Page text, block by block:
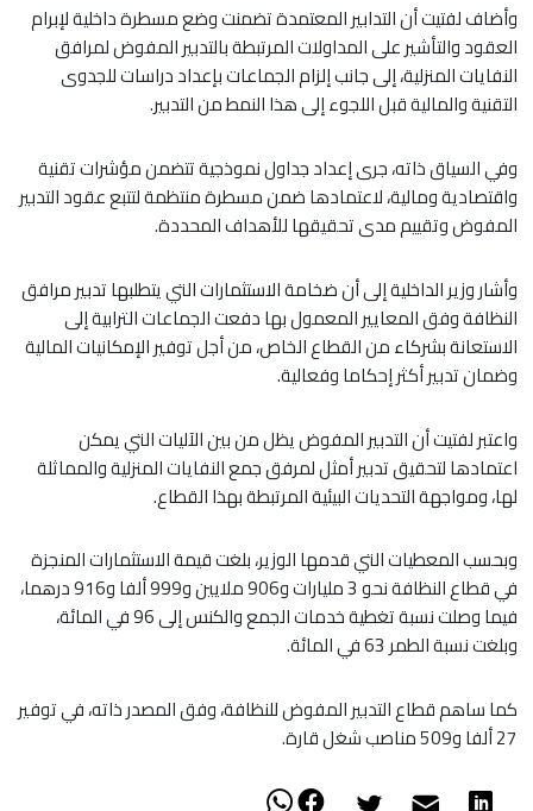
وأضاف لفتيت أن التدابير المعتمدة تضمنت وضع مسطرة داخلية لإبرام
العقود والتأشير على المداولات المرتبطة بالتدبير المفوض لمرافق
النفايات المنزلية، إلى جانب إلزام الجماعات بإعداد دراسات للجدوى
التقنية والمالية قبل اللجوء إلى هذا النمط من التدبير.
وفي السياق ذاته، جرى إعداد جداول نموذجية تتضمن مؤشرات تقنية
واقتصادية ومالية، لاعتمادها ضمن مسطرة منتظمة لتتبع عقود التدبير
المفوض وتقييم مدى تحقيقها للأهداف المحددة.
وأشار وزير الداخلية إلى أن ضخامة الاستثمارات التي يتطلبها تدبير مرافق
النظافة وفق المعايير المعمول بها دفعت الجماعات الترابية إلى
الاستعانة بشركاء من القطاع الخاص، من أجل توفير الإمكانيات المالية
وضمان تدبير أكثر إحكاما وفعالية.
واعتبر لفتيت أن التدبير المفوض يظل من بين الآليات التي يمكن
اعتمادها لتحقيق تدبير أمثل لمرفق جمع النفايات المنزلية والمماثلة
لها، ومواجهة التحديات البيئية المرتبطة بهذا القطاع.
وبحسب المعطيات التي قدمها الوزير، بلغت قيمة الاستثمارات المنجزة
في قطاع النظافة نحو 3 مليارات و906 ملايين و999 ألفا و916 درهما،
فيما وصلت نسبة تغطية خدمات الجمع والكنس إلى 96 في المائة،
وبلغت نسبة الطمر 63 في المائة.
كما ساهم قطاع التدبير المفوض للنظافة، وفق المصدر ذاته، في توفير
27 ألفا و509 مناصب شغل قارة.